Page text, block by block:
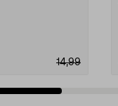
14,99